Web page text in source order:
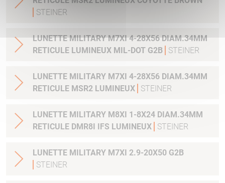
STEINER
LUNETTE MILITARY M7XI 4-28X56 DIAM.34MM
RETICULE LUMINEUX MIL-DOT G2B
STEINER
LUNETTE MILITARY M7XI 4-28X56 DIAM.34MM
RETICULE MSR2 LUMINEUX
STEINER
LUNETTE MILITARY M8XI 1-8X24 DIAM.34MM
RETICULE DMR8I IFS LUMINEUX
STEINER
LUNETTE MILITARY M7XI 2.9-20X50 G2B
STEINER